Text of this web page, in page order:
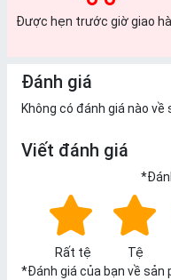
Được hẹn trước giờ giao
Đánh giá
Không có đánh giá nào về
Viết đánh giá
*
Rất tệ Tệ
*Đánh giá của bạn về sản